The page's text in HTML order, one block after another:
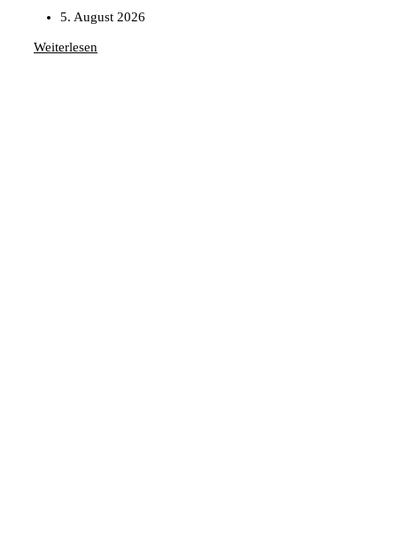
5. August 2026
Weiterlesen